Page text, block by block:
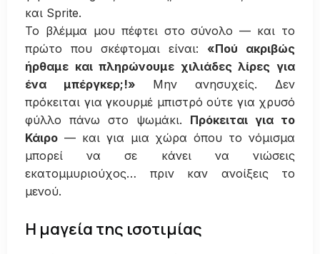
και Sprite.
Το βλέμμα μου πέφτει στο σύνολο — και το
πρώτο που σκέφτομαι είναι: «Πού ακριβώς
ήρθαμε και πληρώνουμε χιλιάδες λίρες για
ένα μπέργκερ;!» Μην ανησυχείς. Δεν
πρόκειται για γκουρμέ μπιστρό ούτε για χρυσό
φύλλο πάνω στο ψωμάκι. Πρόκειται για το
Κάιρο — και για μια χώρα όπου το νόμισμα
μπορεί να σε κάνει να νιώσεις
εκατομμυριούχος… πριν καν ανοίξεις το
μενού.
Η μαγεία της ισοτιμίας